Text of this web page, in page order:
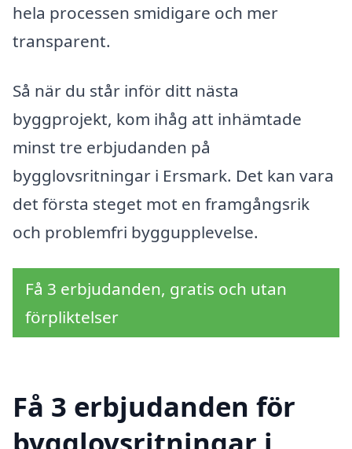
hela processen smidigare och mer
transparent.
Så när du står inför ditt nästa
byggprojekt, kom ihåg att inhämtade
minst tre erbjudanden på
bygglovsritningar i Ersmark. Det kan vara
det första steget mot en framgångsrik
och problemfri byggupplevelse.
Få 3 erbjudanden, gratis och utan
förpliktelser
Få 3 erbjudanden för